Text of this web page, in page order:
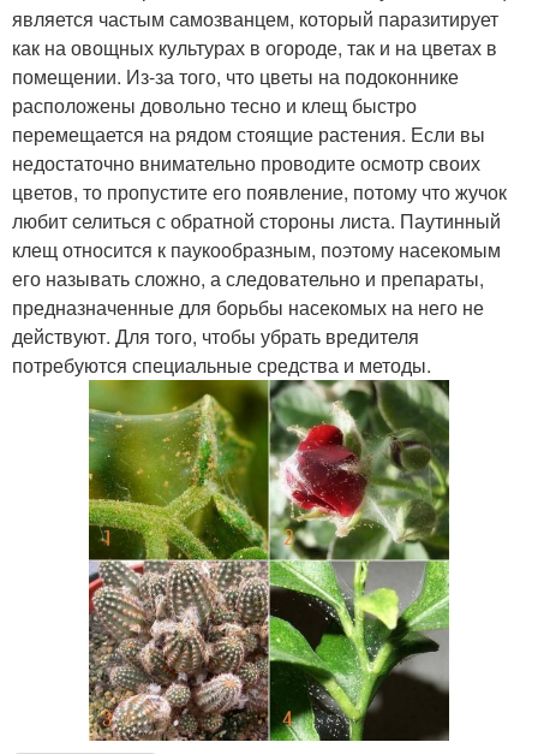
является частым самозванцем, который паразитирует
как на овощных культурах в огороде, так и на цветах в
помещении. Из-за того, что цветы на подоконнике
расположены довольно тесно и клещ быстро
перемещается на рядом стоящие растения. Если вы
недостаточно внимательно проводите осмотр своих
цветов, то пропустите его появление, потому что жучок
любит селиться с обратной стороны листа. Паутинный
клещ относится к паукообразным, поэтому насекомым
его называть сложно, а следовательно и препараты,
предназначенные для борьбы насекомых на него не
действуют. Для того, чтобы убрать вредителя
потребуются специальные средства и методы.